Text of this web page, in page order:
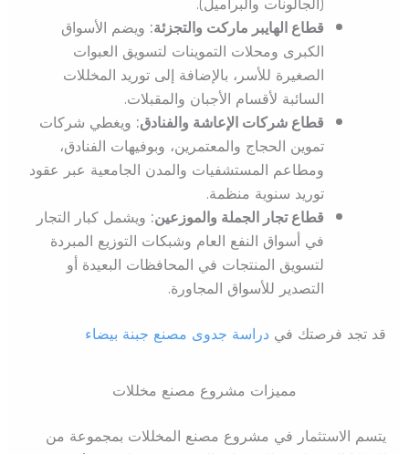
قطاع الهايبر ماركت والتجزئة:ويضم الأسواق
الكبرى ومحلات التموينات لتسويق العبوات
الصغيرة للأسر، بالإضافة إلى توريد المخللات
السائبة لأقسام الأجبان والمقبلات.
قطاع شركات الإعاشة والفنادق:ويغطي شركات
تموين الحجاج والمعتمرين، وبوفيهات الفنادق،
ومطاعم المستشفيات والمدن الجامعية عبر عقود
توريد سنوية منظمة.
قطاع تجار الجملة والموزعين:ويشمل كبار التجار
في أسواق النفع العام وشبكات التوزيع المبردة
لتسويق المنتجات في المحافظات البعيدة أو
التصدير للأسواق المجاورة.
قد تجد فرصتك في دراسة جدوى مصنع جبنة بيضاء
مميزات مشروع مصنع مخللات
يتسم الاستثمار في مشروع مصنع المخللات بمجموعة من